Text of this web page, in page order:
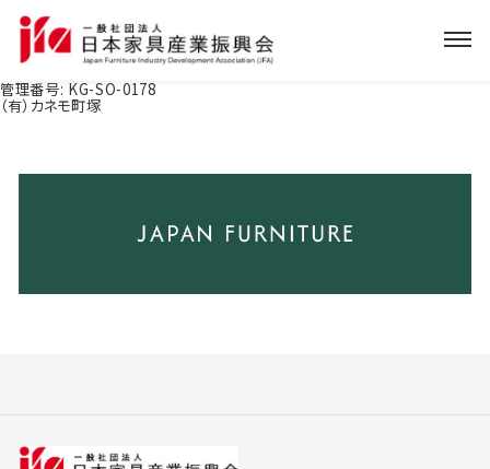
管理番号: KG-SO-0178
（有）カネモ町塚